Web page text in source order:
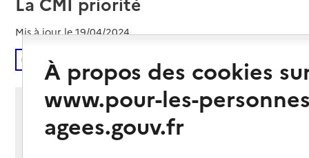
Mis à jour le19/04/2024
Écouter
Partager cette page
ImprimerPartager par email
Partager sur Facebook
Partager sur XPartager sur Linkedin
À propos des cookies
www.pour-les-
agees.gouv.fr